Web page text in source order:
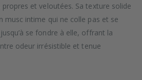
et veloutées. Sa texture solide
musc intime qui ne colle pas et se
se fondre à elle, offrant la
odeur irrésistible et tenue